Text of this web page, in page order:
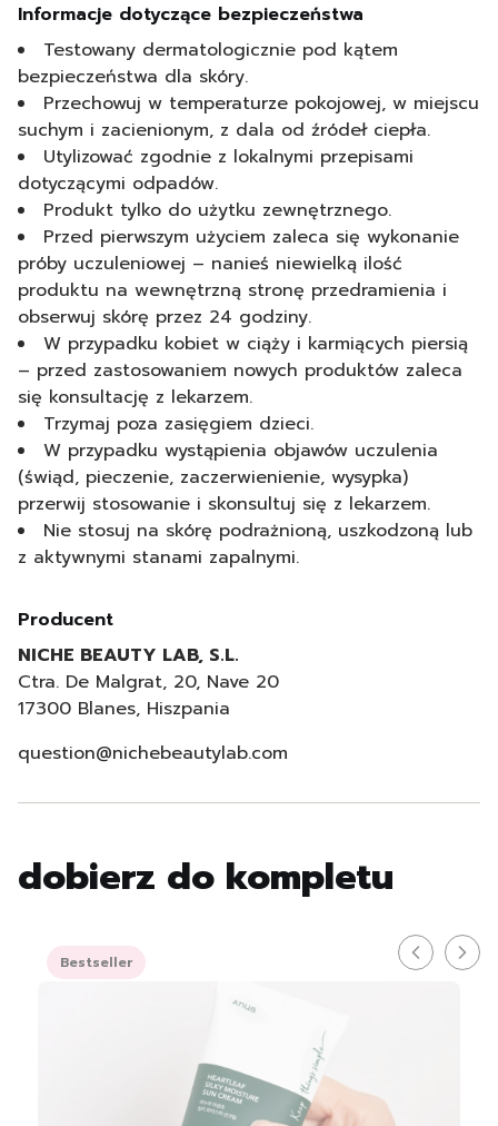
Informacje dotyczące bezpieczeństwa
Testowany dermatologicznie pod kątem
bezpieczeństwa dla skóry.
Przechowuj w temperaturze pokojowej, w miejscu
suchym i zacienionym, z dala od źródeł ciepła.
Utylizować zgodnie z lokalnymi przepisami
dotyczącymi odpadów.
Produkt tylko do użytku zewnętrznego.
Przed pierwszym użyciem zaleca się wykonanie
próby uczuleniowej – nanieś niewielką ilość
produktu na wewnętrzną stronę przedramienia i
obserwuj skórę przez 24 godziny.
W przypadku kobiet w ciąży i karmiących piersią
– przed zastosowaniem nowych produktów zaleca
się konsultację z lekarzem.
Trzymaj poza zasięgiem dzieci.
W przypadku wystąpienia objawów uczulenia
(świąd, pieczenie, zaczerwienienie, wysypka)
przerwij stosowanie i skonsultuj się z lekarzem.
Nie stosuj na skórę podrażnioną, uszkodzoną lub
z aktywnymi stanami zapalnymi.
Producent
NICHE BEAUTY LAB, S.L.
Ctra. De Malgrat, 20, Nave 20
17300 Blanes, Hiszpania
question@nichebeautylab.com
dobierz do kompletu
Bestseller